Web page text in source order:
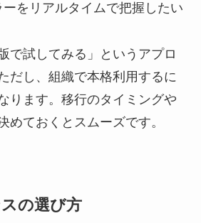
をリアルタイムで把握したい
で試してみる」というアプロ
だし、組織で本格利用するに
ります。移行のタイミングや
めておくとスムーズです。
の選び方